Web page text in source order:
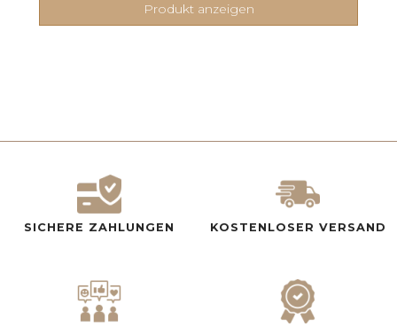
Produkt anzeigen
SICHERE ZAHLUNGEN KOSTENLOSER VERSAND